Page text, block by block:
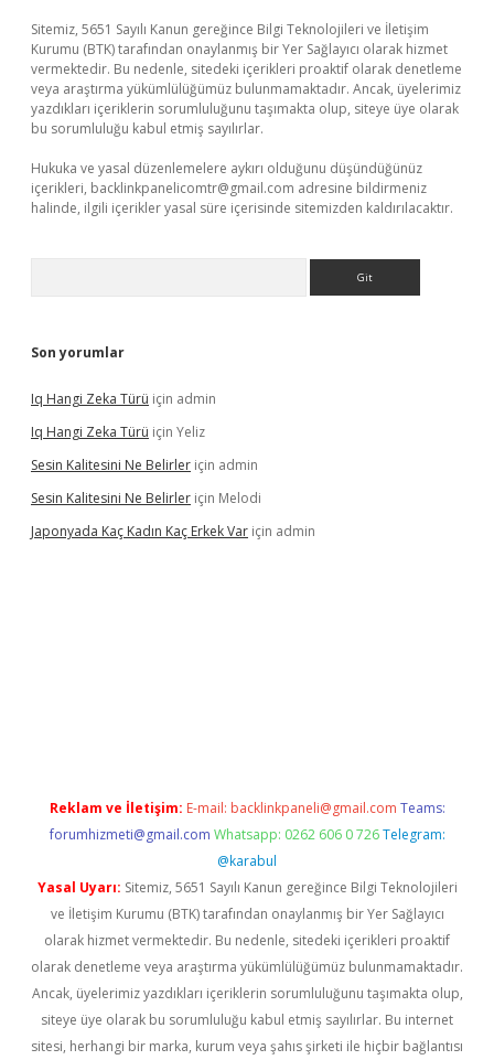
Sitemiz, 5651 Sayılı Kanun gereğince Bilgi Teknolojileri ve İletişim
Kurumu (BTK) tarafından onaylanmış bir Yer Sağlayıcı olarak hizmet
vermektedir. Bu nedenle, sitedeki içerikleri proaktif olarak denetleme
veya araştırma yükümlülüğümüz bulunmamaktadır. Ancak, üyelerimiz
yazdıkları içeriklerin sorumluluğunu taşımakta olup, siteye üye olarak
bu sorumluluğu kabul etmiş sayılırlar.
Hukuka ve yasal düzenlemelere aykırı olduğunu düşündüğünüz
içerikleri, backlinkpanelicomtr@gmail.com adresine bildirmeniz
halinde, ilgili içerikler yasal süre içerisinde sitemizden kaldırılacaktır.
Son yorumlar
Iq Hangi Zeka Türü için admin
Iq Hangi Zeka Türü için Yeliz
Sesin Kalitesini Ne Belirler için admin
Sesin Kalitesini Ne Belirler için Melodi
Japonyada Kaç Kadın Kaç Erkek Var için admin
Reklam ve İletişim: E-mail: backlinkpaneli@gmail.com Teams:
forumhizmeti@gmail.com Whatsapp: 0262 606 0 726 Telegram:
@karabul
Yasal Uyarı: Sitemiz, 5651 Sayılı Kanun gereğince Bilgi Teknolojileri
ve İletişim Kurumu (BTK) tarafından onaylanmış bir Yer Sağlayıcı
olarak hizmet vermektedir. Bu nedenle, sitedeki içerikleri proaktif
olarak denetleme veya araştırma yükümlülüğümüz bulunmamaktadır.
Ancak, üyelerimiz yazdıkları içeriklerin sorumluluğunu taşımakta olup,
siteye üye olarak bu sorumluluğu kabul etmiş sayılırlar. Bu internet
sitesi, herhangi bir marka, kurum veya şahıs şirketi ile hiçbir bağlantısı